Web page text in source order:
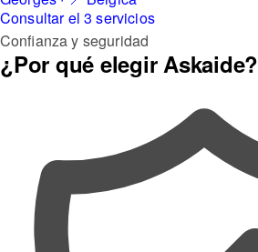
Consultar el 3 servicios
Confianza y seguridad
¿Por qué elegir Askaide?